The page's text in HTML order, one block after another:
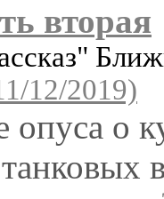
вторая
12/2019)
о